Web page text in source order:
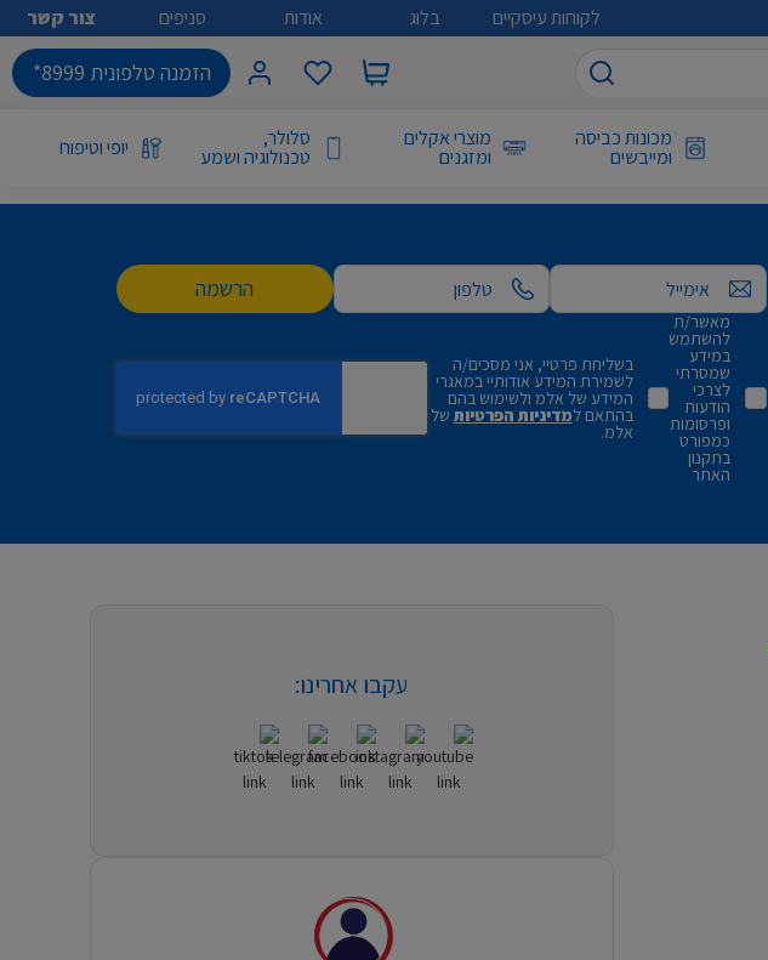
לקוחות עיסקיים בלוג אודות סניפים צור קשר
הזמנה טלפונית 8999*
מכונות כביסה
ומייבשים
מוצרי אקלים
ומזגנים
סלולר,
טכנולוגיה ושמע יופי וטיפוח
אימייל הרשמה
מאשר/ת
להשתמש
במידע
שמסרתי
לצרכי
הודעות
ופרסומות
כמפורט
בתקנון
האתר
בשליחת פרטיי, אני מסכים/ה
לשמירת המידע אודותיי במאגרי
המידע של אלמ ולשימוש בהם
בהתאם למדיניות הפרטיות של
אלמ.
עקבו אחרינו: